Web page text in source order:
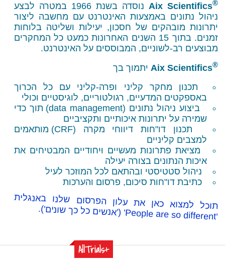
Aix
נוסדה בשנת 1966 במטרה לבצע
באמצעות האינטרנט עם מחשבה ליצור
של חסכון, יעילות ושליטה בלוחות
זמנים. בתוך 15 השנים האחרונות כמעט כל המחקרים
לשוניים, המבוססים על האינטרנט.
Aixיתמוך בך
קליני ופרה-קליני עם כל הכרוך
המדעיים, רגולטוריים, לוגיסטיים וכולי
נתונים(data management)תוך כדי
יתרונות איכותיים ותקציביים
דיווחי מקרה(CRF)
מותאמים
מעשיים וּיִחודיים המבטיחים את
בצורה יעילה
ובהתאם לכל המוזכר לעיל
סיכום, פרסום והערכות
כאן את עלון הפרסום שלנו באנגלית
'People are('אנשים כל כך שונים').
+AllTrials